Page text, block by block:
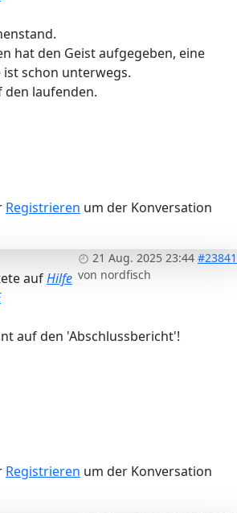
hat den Geist aufgegeben, eine
schon unterwegs.
den laufenden.
Registrieren um der Konversation
21 Aug. 2025 23:44 #23841
von nordfisch
aufHilfe
auf den 'Abschlussbericht'!
Registrieren um der Konversation